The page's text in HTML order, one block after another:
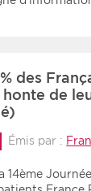
des
de
Émis par :
14ème